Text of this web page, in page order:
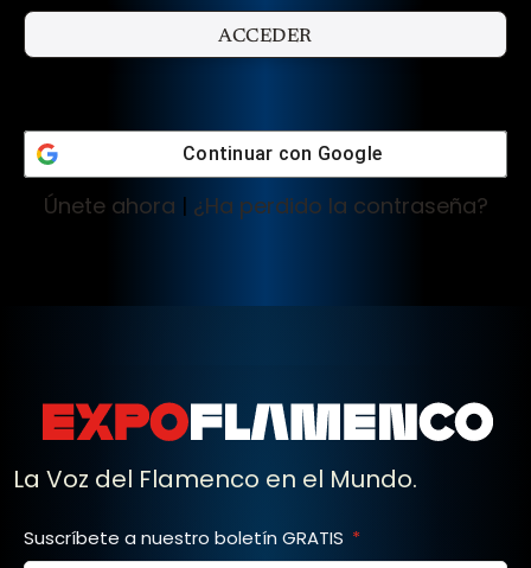
Continuar con Google
Únete ahora | ¿Ha perdido la contraseña?
La Voz del Flamenco en el Mundo.
Suscríbete a nuestro boletín GRATIS